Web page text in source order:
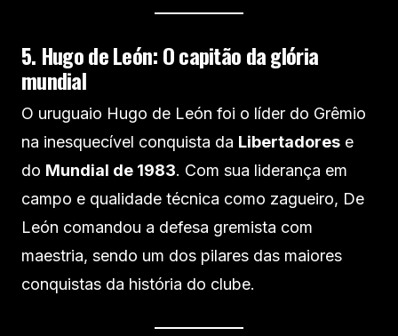
5. Hugo de León: O capitão da glória
mundial
O uruguaio Hugo de León foi o líder do Grêmio
na inesquecível conquista da Libertadores e
do Mundial de 1983. Com sua liderança em
campo e qualidade técnica como zagueiro, De
León comandou a defesa gremista com
maestria, sendo um dos pilares das maiores
conquistas da história do clube.